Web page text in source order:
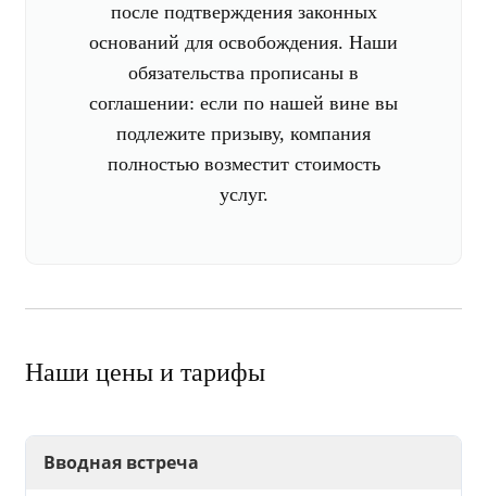
после подтверждения законных
оснований для освобождения. Наши
обязательства прописаны в
соглашении: если по нашей вине вы
подлежите призыву, компания
полностью возместит стоимость
услуг.
Наши цены и тарифы
Вводная встреча